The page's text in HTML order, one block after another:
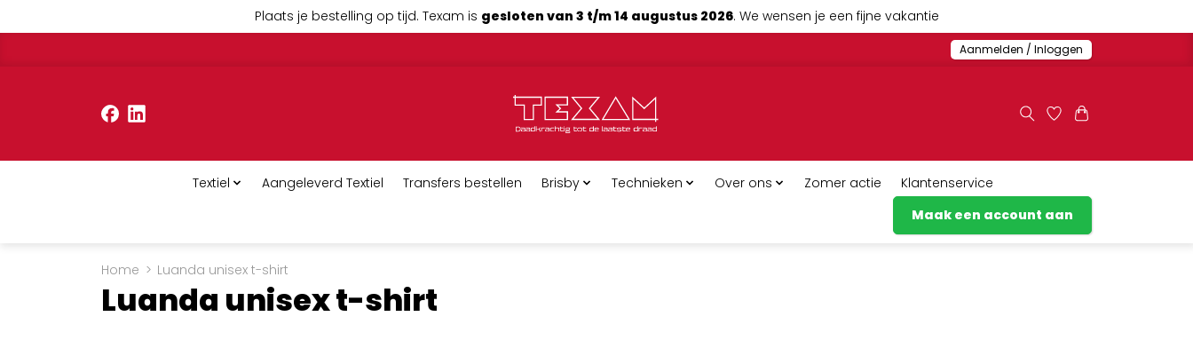
Plaats je bestelling op tijd. Texam is gesloten van 3 t/m 14 augustus 2026. We wensen je een fijne vakantie
Aanmelden / Inloggen
Textiel Aangeleverd Textiel Transfers bestellen Brisby Technieken Over ons Zomer actie
Klantenservice
Maak een account aan
Home > Luanda unisex t-shirt
Luanda unisex t-shirt